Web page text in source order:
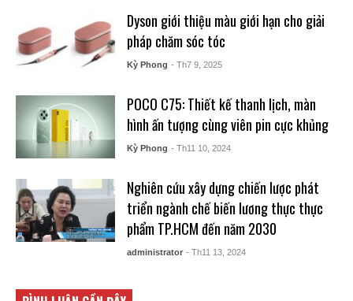
Dyson giới thiệu màu giới hạn cho giải
pháp chăm sóc tóc
Kỳ Phong - Th7 9, 2025
POCO C75: Thiết kế thanh lịch, màn
hình ấn tượng cùng viên pin cực khủng
Kỳ Phong - Th11 10, 2024
Nghiên cứu xây dựng chiến lược phát
triển ngành chế biến lương thực thực
phẩm TP.HCM đến năm 2030
administrator - Th11 13, 2024